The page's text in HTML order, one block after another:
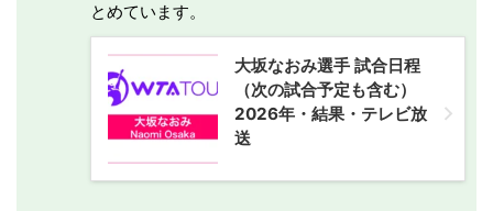
とめています。
大坂なおみ選手 試合日程
（次の試合予定も含む）
2026年・結果・テレビ放
送